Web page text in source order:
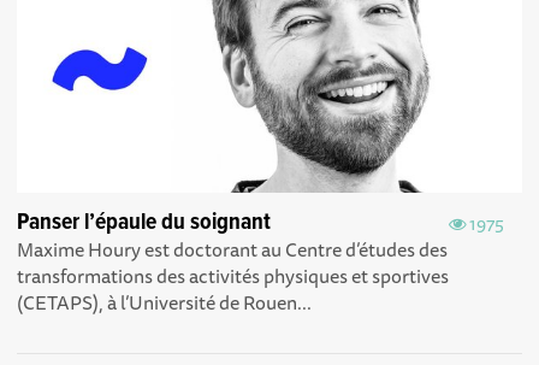
1975
Panser l’épaule du soignant
Maxime Houry est doctorant au Centre d’études des
transformations des activités physiques et sportives
(CETAPS), à l’Université de Rouen...